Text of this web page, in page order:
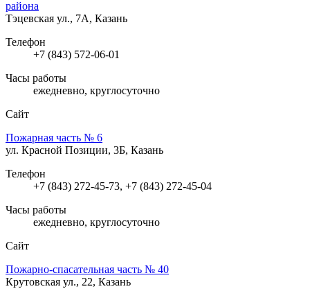
района
Тэцевская ул., 7А, Казань
Телефон
+7 (843) 572-06-01
Часы работы
ежедневно, круглосуточно
Сайт
Пожарная часть № 6
ул. Красной Позиции, 3Б, Казань
Телефон
+7 (843) 272-45-73, +7 (843) 272-45-04
Часы работы
ежедневно, круглосуточно
Сайт
Пожарно-спасательная часть № 40
Крутовская ул., 22, Казань